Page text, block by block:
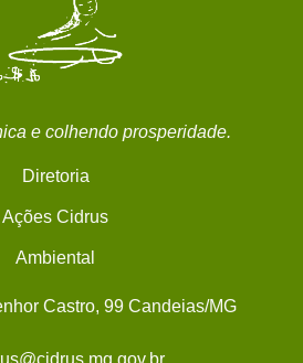
e colhendo prosperidade.
Diretoria
Ações Cidrus
Ambiental
Castro, 99 Candeias/MG